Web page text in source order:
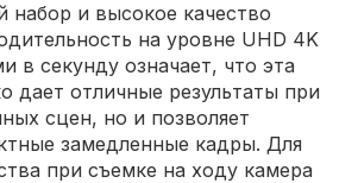
набор и высокое качество
на уровне UHD 4K
в секунду означает, что эта
дает отличные результаты при
сцен, но и позволяет
замедленные кадры. Для
при съемке на ходу камера